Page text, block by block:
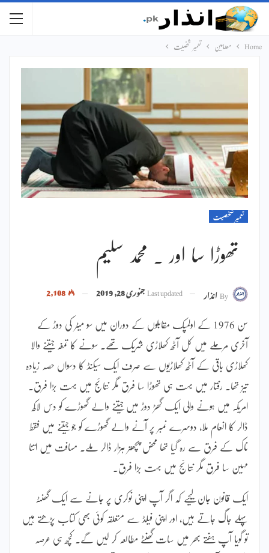
Home مضامین تعمیر شخصیت
تعمیر شخصیت
تھوڑا سا اور ۔ محمد سلیم
Byانذار Last updatedجنوری 28, 2019
سن 1976 کے اولمپک مقابلوں کے دوران میں سو میٹر کی دوڑ کے
آخری مرحلے میں کل آٹھ کھلاڑی شریک تھے۔ سونے کا تمغہ جیتنے والا
کھلاڑی باقی کے آٹھ کھلاڑیوں سے صرف ایک سیکنڈ کا دسواں حصہ زیادہ
تیز تھا۔ رفتار میں بہت ہی تھوڑا سا فرق مگر نتائج میں بہت بڑا فرق۔
امریکہ میں ہونے والی ایک گھڑ دوڑ میں جیتنے والے گھوڑے کو دس لاکھ
ڈالر کا انعام ملا، دوسرے نمبر پر آنے والے گھوڑے کو جو جیتنے میں فقط
ناک کے فرق سے رہ گیا تھا محض پچھتر ہزار ڈالر ملے۔ مسافت میں اتنا
مہین سا فرق مگر نتائج میں بہت بڑا فرق۔
ایک قانون جان لیجیے کہ اگر آپ اپنی نوکری پر جانے سے ایک گھنٹہ
پہلے جاگ جاتے ہیں، اور اپنی فیلڈ سے متعلقہ کوئی بھی کتاب پڑھتے ہیں
تو گویا آپ ہفتے بھر میں سات گھنٹے مطالعہ کر لیں گے۔ کچھ ہی عرصہ